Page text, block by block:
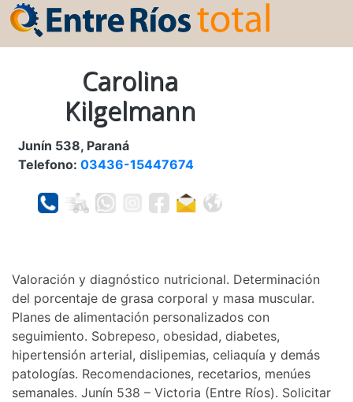
Carolina
Kilgelmann
Junín 538, Paraná
Telefono: 03436-15447674
Valoración y diagnóstico nutricional. Determinación
del porcentaje de grasa corporal y masa muscular.
Planes de alimentación personalizados con
seguimiento. Sobrepeso, obesidad, diabetes,
hipertensión arterial, dislipemias, celiaquía y demás
patologías. Recomendaciones, recetarios, menúes
semanales. Junín 538 – Victoria (Entre Ríos). Solicitar